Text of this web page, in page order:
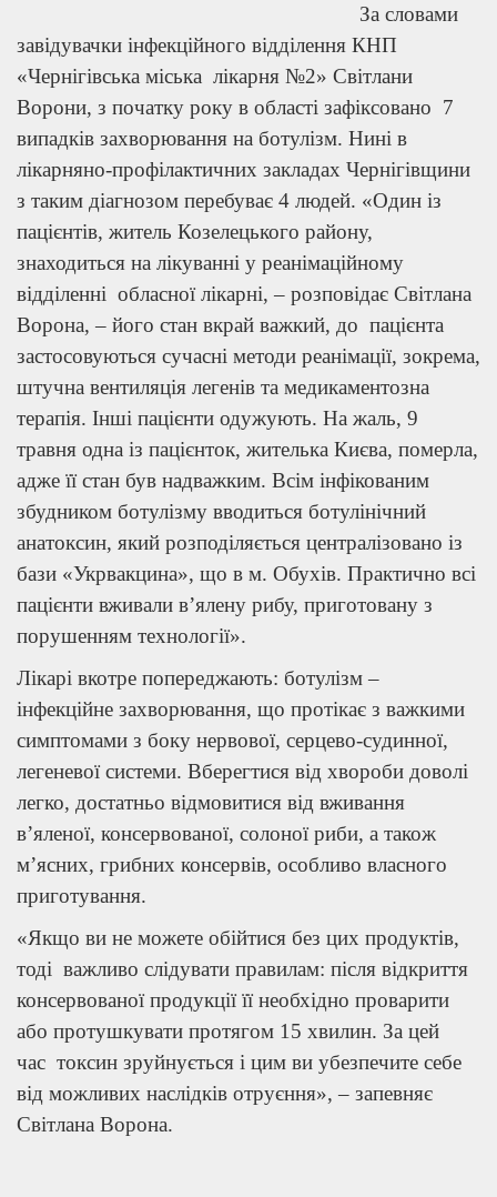
За словами
завідувачки інфекційного відділення КНП
«Чернігівська міська лікарня №2» Світлани
Ворони, з початку року в області зафіксовано 7
випадків захворювання на ботулізм. Нині в
лікарняно-профілактичних закладах Чернігівщини
з таким діагнозом перебуває 4 людей. «Один із
пацієнтів, житель Козелецького району,
знаходиться на лікуванні у реанімаційному
відділенні обласної лікарні, – розповідає Світлана
Ворона, – його стан вкрай важкий, до пацієнта
застосовуються сучасні методи реанімації, зокрема,
штучна вентиляція легенів та медикаментозна
терапія. Інші пацієнти одужують. На жаль, 9
травня одна із пацієнток, жителька Києва, померла,
адже її стан був надважким. Всім інфікованим
збудником ботулізму вводиться ботулінічний
анатоксин, який розподіляється централізовано із
бази «Укрвакцина», що в м. Обухів. Практично всі
пацієнти вживали в’ялену рибу, приготовану з
порушенням технології».
Лікарі вкотре попереджають: ботулізм –
інфекційне захворювання, що протікає з важкими
симптомами з боку нервової, серцево-судинної,
легеневої системи. Вберегтися від хвороби доволі
легко, достатньо відмовитися від вживання
в’яленої, консервованої, солоної риби, а також
м’ясних, грибних консервів, особливо власного
приготування.
«Якщо ви не можете обійтися без цих продуктів,
тоді важливо слідувати правилам: після відкриття
консервованої продукції її необхідно проварити
або протушкувати протягом 15 хвилин. За цей
час токсин зруйнується і цим ви убезпечите себе
від можливих наслідків отруєння», – запевняє
Світлана Ворона.